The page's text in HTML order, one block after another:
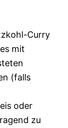
Curry
mit
(falls
oder
zu